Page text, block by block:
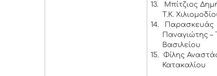
13.
Μπίτζιος
Τ.Κ.
14.
Παρασκευάς
Παναγιώτης –
Βασιλείου
15. Φίλης
Κατακαλίου